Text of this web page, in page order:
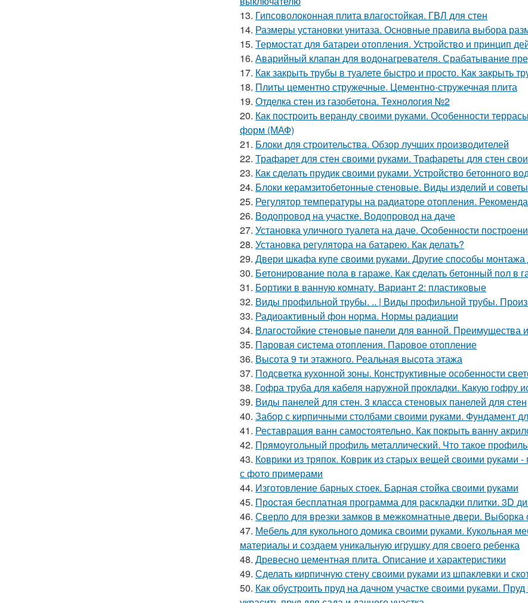
13. Гипсоволоконная плита влагостойкая. ГВЛ для стен
14. Размеры установки унитаза. Основные правила выбора
15. Термостат для батареи отопления. Устройство и принцип
16. Аварийный клапан для водонагревателя. Срабатывание
17. Как закрыть трубы в туалете быстро и просто. Как закрыть
18. Плиты цементно стружечные. Цементно-стружечная плита
19. Отделка стен из газобетона. Технология №2
20. Как построить веранду своими руками. Особенности
форм (МАФ)
21. Блоки для строительства. Обзор лучших производителей
22. Трафарет для стен своими руками. Трафареты для стен
23. Как сделать прудик своими руками. Устройство бетонного
24. Блоки керамзитобетонные стеновые. Виды изделий и
25. Регулятор температуры на радиаторе отопления.
26. Водопровод на участке. Водопровод на даче
27. Установка уличного туалета на даче. Особенности
28. Установка регулятора на батарею. Как делать?
29. Двери шкафа купе своими руками. Другие способы
30. Бетонирование пола в гараже. Как сделать бетонный пол в
31. Бортики в ванную комнату. Вариант 2: пластиковые
32. Виды профильной трубы. .. | Виды профильной трубы.
33. Радиоактивный фон норма. Нормы радиации
34. Влагостойкие стеновые панели для ванной. Преимущества
35. Паровая система отопления. Паровое отопление
36. Высота 9 ти этажного. Реальная высота этажа
37. Подсветка кухонной зоны. Конструктивные особенности
38. Гофра труба для кабеля наружной прокладки. Какую гофру
39. Виды панелей для стен. 3 класса стеновых панелей для стен
40. Забор с кирпичными столбами своими руками. Фундамент
41. Реставрация ванн самостоятельно. Как покрыть ванну
42. Прямоугольный профиль металлический. Что такое
43. Коврики из тряпок. Коврик из старых вещей своими руками
с фото примерами
44. Изготовление барных стоек. Барная стойка своими руками
45. Простая бесплатная программа для раскладки плитки. 3D
46. Сверло для врезки замков в межкомнатные двери. Выборка
47. Мебель для кукольного домика своими руками. Кукольная
материалы и создаем уникальную игрушку для своего ребенка
48. Древесно цементная плита. Описание и характеристики
49. Сделать кирпичную стену своими руками из шпаклевки и
50. Как обустроить пруд на дачном участке своими руками.